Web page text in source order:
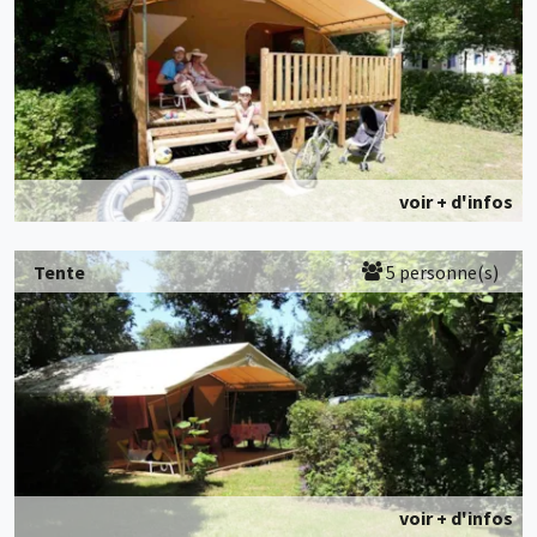
voir + d'infos
Tente 5 personne(s)
voir + d'infos